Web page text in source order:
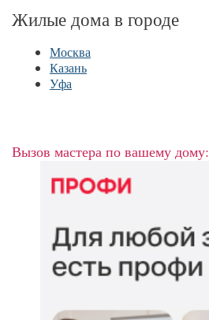
Жилые дома в городе
Москва
Казань
Уфа
Вызов мастера по вашему дому: